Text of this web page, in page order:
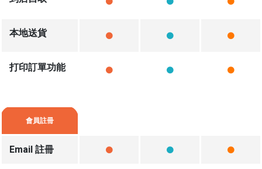
本地送貨
打印訂單功能
會員註冊
Email 註冊